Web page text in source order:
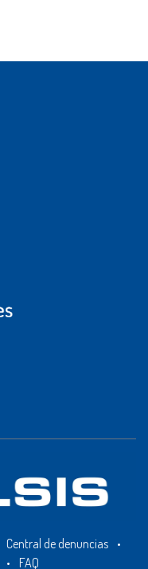
Central de denuncias
•
• FAQ